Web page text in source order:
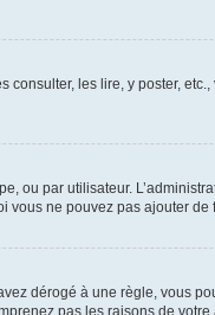
les lire, y poster,
ou par utilisateur.
vous ne pouvez pas ajouter de
dérogé à une règle, vous
pas les raisons de votre